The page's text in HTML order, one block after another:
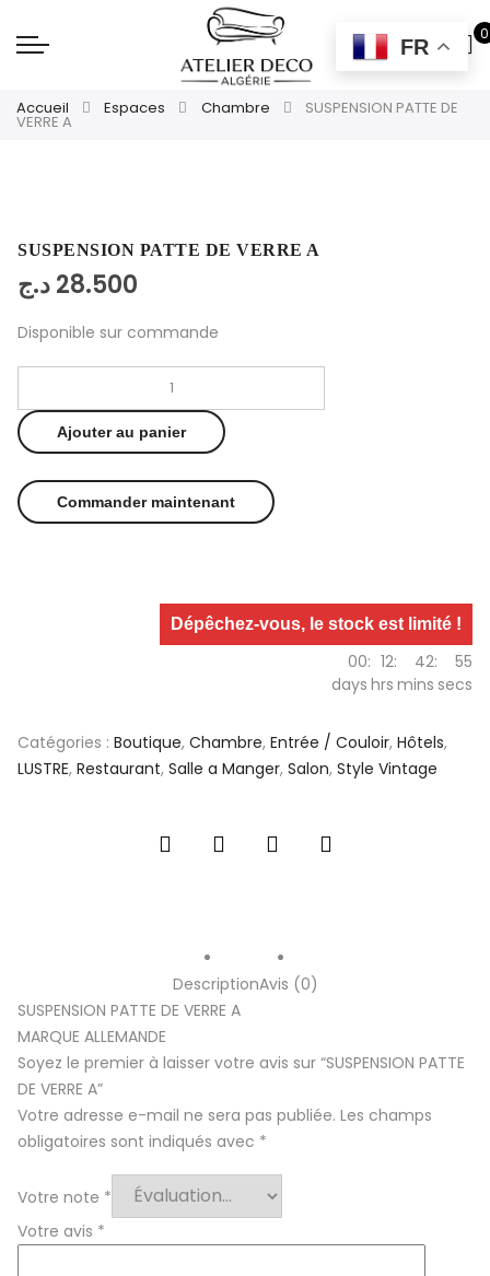
0
Accueil Espaces Chambre SUSPENSION PATTE DE
VERRE A
SUSPENSION PATTE DE VERRE A
28.500د.ج
Disponible sur commande
Ajouter au panier
Commander maintenant
Dépêchez-vous, le stock est limité !
00
days
: 12
hrs
:
42
mins
:
55
secs
Catégories : Boutique, Chambre, Entrée / Couloir, Hôtels,
LUSTRE, Restaurant, Salle a Manger, Salon, Style Vintage
DescriptionAvis (0)
SUSPENSION PATTE DE VERRE A
MARQUE ALLEMANDE
Soyez le premier à laisser votre avis sur “SUSPENSION PATTE
DE VERRE A”
Votre adresse e-mail ne sera pas publiée. Les champs
obligatoires sont indiqués avec *
Votre note *
Votre avis *
FR